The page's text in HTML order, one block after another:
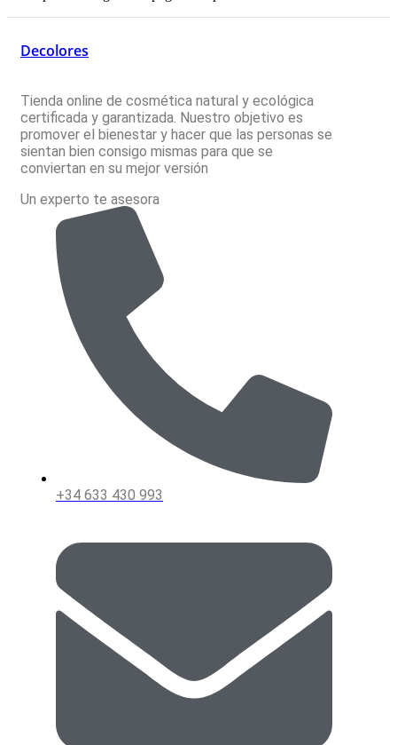
Decolores
Tienda online de cosmética natural y ecológica
certificada y garantizada. Nuestro objetivo es
promover el bienestar y hacer que las personas se
sientan bien consigo mismas para que se
conviertan en su mejor versión
Un experto te asesora
+34 633 430 993